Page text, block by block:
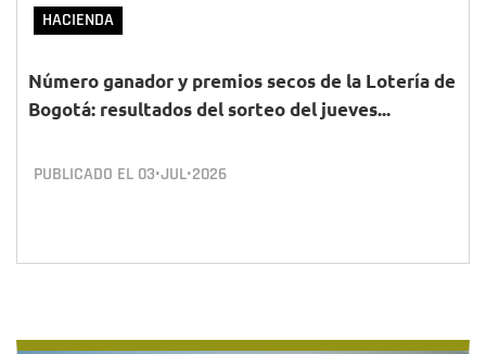
HACIENDA
Número ganador y premios secos de la Lotería de
Bogotá: resultados del sorteo del jueves...
PUBLICADO EL 03•JUL•2026